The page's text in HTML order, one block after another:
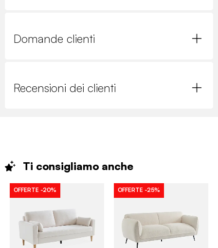
Domande clienti
Recensioni dei clienti
Ti consigliamo anche
OFFERTE -20% OFFERTE -25%